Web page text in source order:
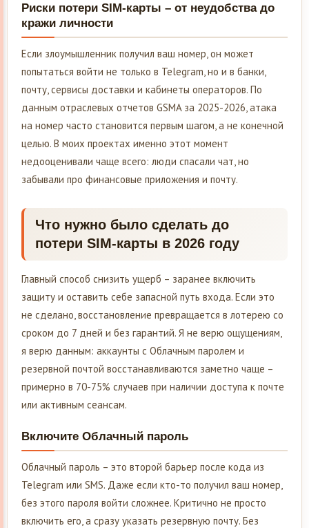
Риски потери SIM-карты – от неудобства до
кражи личности
Если злоумышленник получил ваш номер, он может
попытаться войти не только в Telegram, но и в банки,
почту, сервисы доставки и кабинеты операторов. По
данным отраслевых отчетов GSMA за 2025-2026, атака
на номер часто становится первым шагом, а не конечной
целью. В моих проектах именно этот момент
недооценивали чаще всего: люди спасали чат, но
забывали про финансовые приложения и почту.
Что нужно было сделать до
потери SIM-карты в 2026 году
Главный способ снизить ущерб – заранее включить
защиту и оставить себе запасной путь входа. Если это
не сделано, восстановление превращается в лотерею со
сроком до 7 дней и без гарантий. Я не верю ощущениям,
я верю данным: аккаунты с Облачным паролем и
резервной почтой восстанавливаются заметно чаще –
примерно в 70-75% случаев при наличии доступа к почте
или активным сеансам.
Включите Облачный пароль
Облачный пароль – это второй барьер после кода из
Telegram или SMS. Даже если кто-то получил ваш номер,
без этого пароля войти сложнее. Критично не просто
включить его, а сразу указать резервную почту. Без